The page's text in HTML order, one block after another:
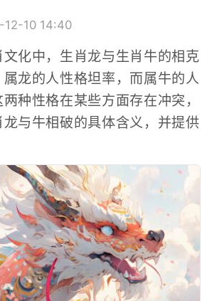
12-10 14:40
化中，生肖龙与生肖牛的相克
龙的人性格坦率，而属牛的人
种性格在某些方面存在冲突，
与牛相破的具体含义，并提供